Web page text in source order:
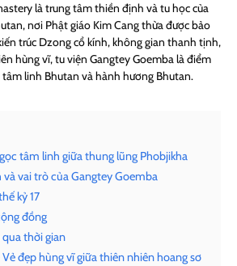
là trung tâm thiền định và tu học của
nơi Phật giáo Kim Cang thừa được bảo
trúc Dzong cổ kính, không gian thanh tịnh,
hùng vĩ, tu viện Gangtey Goemba là điểm
linh Bhutan và hành hương Bhutan.
tâm linh giữa thung lũng Phobjikha
vai trò của Gangtey Goemba
kỷ 17
đồng
thời gian
đẹp hùng vĩ giữa thiên nhiên hoang sơ